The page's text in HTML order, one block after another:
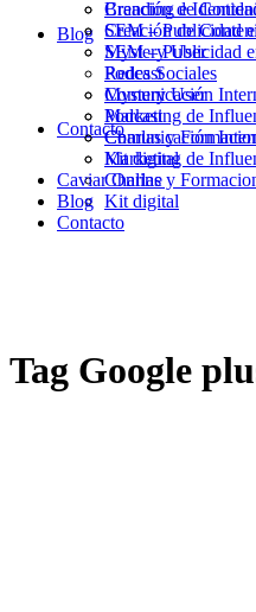
Branding e
Creación de
SEM – Publicidad
Redes Sociales
Mystery User
Podcast
Comunicación
Marketing de
Charlas y
Kit digital
Blog
Contacto
Creación de
SEM – Publicidad
Mystery User
Podcast
Comunicación
Marketing de
Charlas y
Kit digital
Caviar Online
Blog
Contacto
Tag Google